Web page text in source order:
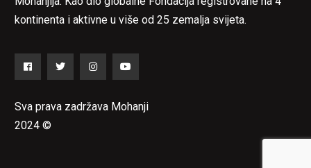
kontinenta i aktivne u više od 25 zemalja svijeta.
Sva prava zadržava Mohanji
2024 ©